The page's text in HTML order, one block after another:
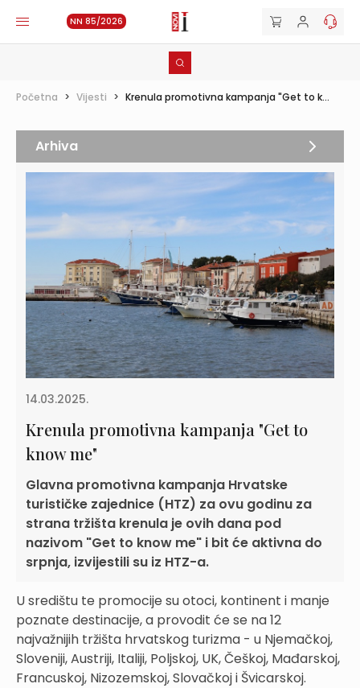
NN 85/2026
Početna > Vijesti > Krenula promotivna kampanja "Get to k...
14.03.2025.
Krenula promotivna kampanja "Get to
know me"
Glavna promotivna kampanja Hrvatske
turističke zajednice (HTZ) za ovu godinu za
strana tržišta krenula je ovih dana pod
nazivom "Get to know me" i bit će aktivna do
srpnja, izvijestili su iz HTZ-a.
U središtu te promocije su otoci, kontinent i manje
poznate destinacije, a provodit će se na 12
najvažnijih tržišta hrvatskog turizma - u Njemačkoj,
Sloveniji, Austriji, Italiji, Poljskoj, UK, Češkoj, Mađarskoj,
Francuskoj, Nizozemskoj, Slovačkoj i Švicarskoj.
Arhiva